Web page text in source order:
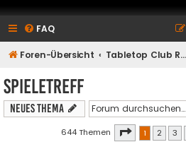
FAQ
Foren-Übersicht Tabletop Club Rhein Main e.V.
Spieletreff
Neues Thema
644 Themen Seite von26
1 2 3